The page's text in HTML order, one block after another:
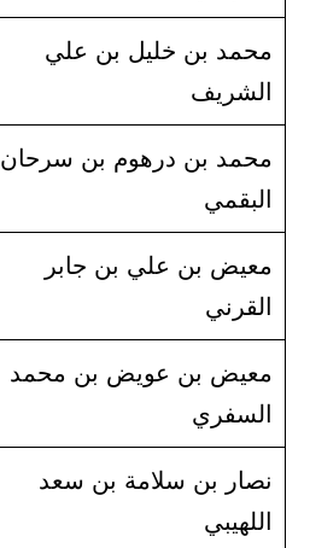
محمد بن خليل بن علي
الشريف
محمد بن درهوم بن سرحان
البقمي
معيض بن علي بن جابر
القرني
معيض بن عويض بن محمد
السفري
نصار بن سلامة بن سعد
اللهيبي